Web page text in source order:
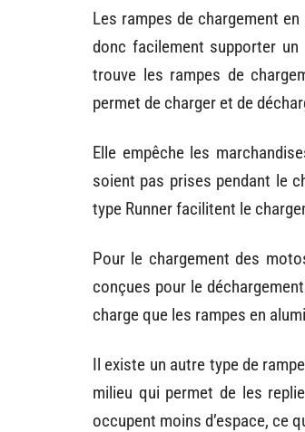
Les rampes de chargement
donc facilement supporter
trouve les rampes de
permet de charger et de
Elle empêche les
soient pas prises pendant le
type Runner facilitent le
Pour le chargement des
conçues pour le
charge que les rampes en
Il existe un autre type de
milieu qui permet de les
occupent moins d’espace, ce